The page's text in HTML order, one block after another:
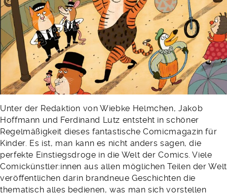
Unter der Redaktion von Wiebke Helmchen, Jakob
Hoffmann und Ferdinand Lutz entsteht in schöner
Regelmäßigkeit dieses fantastische Comicmagazin für
Kinder. Es ist, man kann es nicht anders sagen, die
perfekte Einstiegsdroge in die Welt der Comics. Viele
Comickünstler:innen aus allen möglichen Teilen der Welt
veröffentlichen darin brandneue Geschichten die
thematisch alles bedienen, was man sich vorstellen